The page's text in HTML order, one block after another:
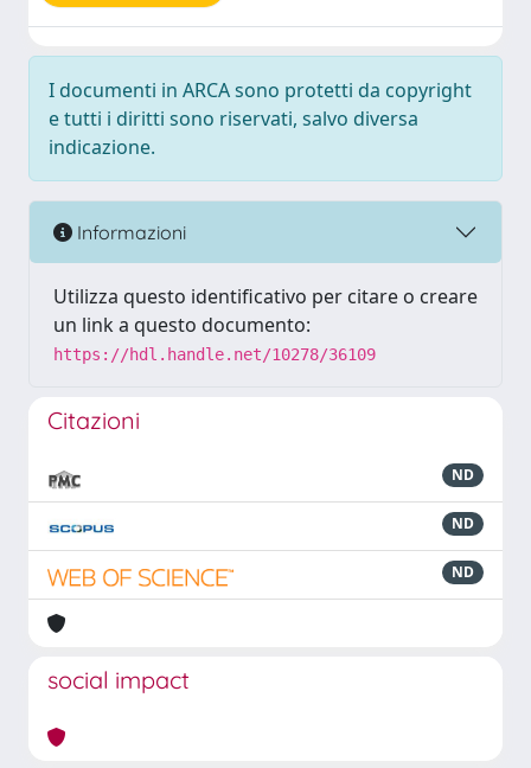
I documenti in ARCA sono protetti da copyright
e tutti i diritti sono riservati, salvo diversa
indicazione.
Informazioni
Utilizza questo identificativo per citare o creare
un link a questo documento:
https://hdl.handle.net/10278/36109
Citazioni
ND
ND
ND
social impact